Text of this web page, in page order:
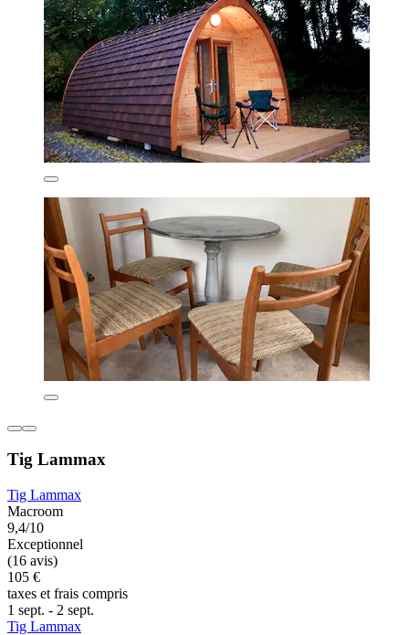
Tig Lammax
Tig Lammax
Macroom
9,4/10
Exceptionnel
(16 avis)
105 €
taxes et frais compris
1 sept. - 2 sept.
Tig Lammax